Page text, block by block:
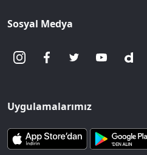
Sosyal Medya
Uygulamalarımız